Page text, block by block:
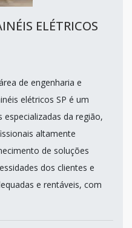
ELÉTRICOS
de engenharia e
elétricos SP é um
da região,
altamente
de soluções
dos clientes e
e rentáveis, com